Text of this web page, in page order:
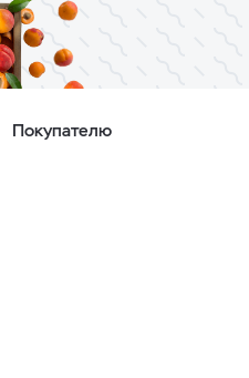
Покупателю